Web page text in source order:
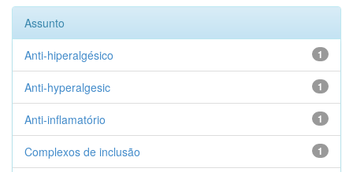
Assunto
1
Anti-hiperalgésico
1
Anti-hyperalgesic
1
Anti-inflamatório
1
Complexos de inclusão